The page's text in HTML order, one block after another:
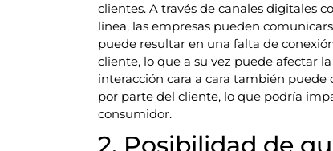
clientes. A través de canales digitales
línea, las empresas pueden
puede resultar en una falta de
cliente, lo que a su vez puede afectar
interacción cara a cara también
por parte del cliente, lo que podría
consumidor.
2. Posibilidad de